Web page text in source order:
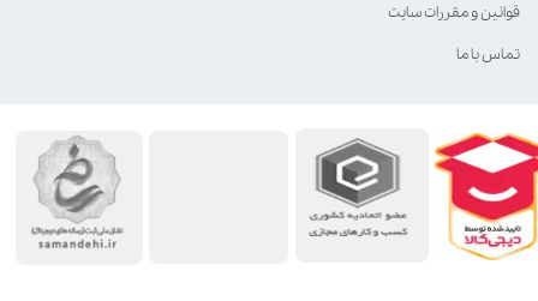
قوانین و مقررات سایت
تماس با ما